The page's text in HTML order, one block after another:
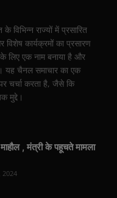
विभिन्न राज्यों में प्रसारित
विशेष कार्यक्रमों का प्रसारण
लिए एक नाम बनाया है और
यह चैनल समाचार का एक
चर्चा करता है, जैसे कि
मुद्दे।
, मंत्री के पहूचते मामला
2024